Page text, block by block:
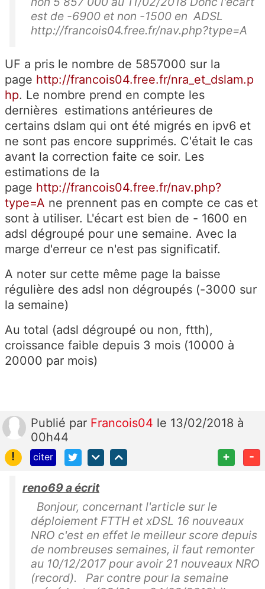
est de -6900 et non -1500 en ADSL
http://francois04.free.fr/nav.php?type=A
UF a pris le nombre de 5857000 sur la
page http://francois04.free.fr/nra_et_dslam.p
hp. Le nombre prend en compte les
dernières estimations antérieures de
certains dslam qui ont été migrés en ipv6 et
ne sont pas encore supprimés. C'était le cas
avant la correction faite ce soir. Les
estimations de la
page http://francois04.free.fr/nav.php?
type=A ne prennent pas en compte ce cas et
sont à utiliser. L'écart est bien de - 1600 en
adsl dégroupé pour une semaine. Avec la
marge d'erreur ce n'est pas significatif.
A noter sur cette même page la baisse
régulière des adsl non dégroupés (-3000 sur
la semaine)
Au total (adsl dégroupé ou non, ftth),
croissance faible depuis 3 mois (10000 à
20000 par mois)
Publié par Francois04 le 13/02/2018 à
00h44
!
citer + -
reno69 a écrit
Bonjour, concernant l'article sur le
déploiement FTTH et xDSL 16 nouveaux
NRO c'est en effet le meilleur score depuis
de nombreuses semaines, il faut remonter
au 10/12/2017 pour avoir 21 nouveaux NRO
(record). Par contre pour la semaine